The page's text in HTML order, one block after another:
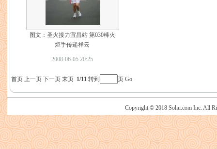
图文：圣火接力宜昌站 第030棒火
炬手传递祥云
2008-06-05 20:25
首页 上一页 下一页 末页 1/11 转到 页 Go
Copyright © 2018 Sohu.com Inc. All